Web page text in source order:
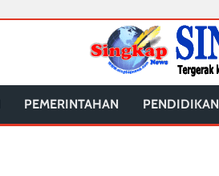
PEMERINTAHAN PENDIDIKAN